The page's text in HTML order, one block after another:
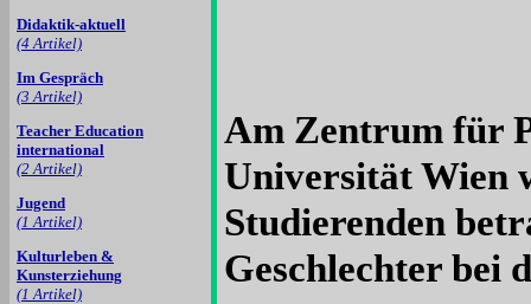
Didaktik-aktuell
(4 Artikel)
Im Gespräch
(3 Artikel)
Teacher Education
international
(2 Artikel)
Jugend
(1 Artikel)
Kulturleben &
Kunsterziehung
(1 Artikel)
Am Zentrum für
Universität Wien
Studierenden
Geschlechter bei